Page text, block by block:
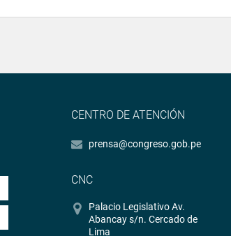
CENTRO DE ATENCIÓN
prensa@congreso.gob.pe
CNC
Palacio Legislativo Av.
Abancay s/n. Cercado de
Lima